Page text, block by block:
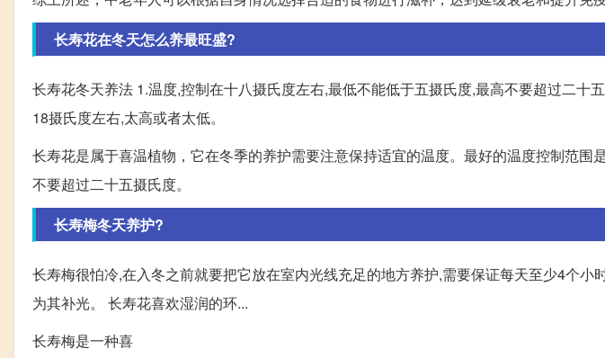
长寿花在冬天怎么养最旺盛?
长寿花冬天养法 1.温度,控制在十八摄氏度左右,最低不能低于五摄氏度,最高不要超过二十
18摄氏度左右,太高或者太低。
长寿花是属于喜温植物，它在冬季的养护需要注意保持适宜的温度。最好的温度控制范围
不要超过二十五摄氏度。
长寿梅冬天养护?
长寿梅很怕冷,在入冬之前就要把它放在室内光线充足的地方养护,需要保证每天至少4个小
为其补光。 长寿花喜欢湿润的环...
长寿梅是一种喜